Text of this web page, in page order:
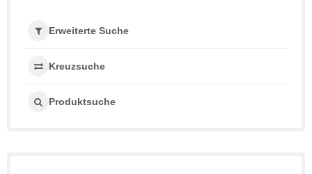
Erweiterte Suche
Kreuzsuche
Produktsuche